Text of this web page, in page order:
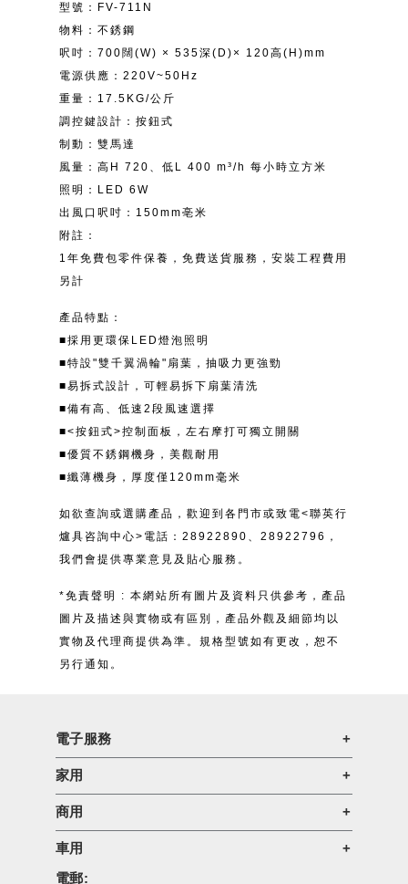
型號：FV-711N
物料：不銹鋼
呎吋：700闊(W) × 535深(D)× 120高(H)mm
電源供應：220V~50Hz
重量：17.5KG/公斤
調控鍵設計：按鈕式
制動：雙馬達
風量：高H 720、低L 400 m³/h 每小時立方米
照明：LED 6W
出風口呎吋：150mm亳米
附註：
1年免費包零件保養，免費送貨服務，安裝工程費用
另計
產品特點：
■採用更環保LED燈泡照明
■特設"雙千翼渦輪"扇葉，抽吸力更強勁
■易拆式設計，可輕易拆下扇葉清洗
■備有高、低速2段風速選擇
■<按鈕式>控制面板，左右摩打可獨立開關
■優質不銹鋼機身，美觀耐用
■纖薄機身，厚度僅120mm毫米
如欲查詢或選購產品，歡迎到各門市或致電<聯英行
爐具咨詢中心>電話：28922890、28922796，
我們會提供專業意見及貼心服務。
*免責聲明 : 本網站所有圖片及資料只供參考，產品
圖片及描述與實物或有區別，產品外觀及細節均以
實物及代理商提供為準。規格型號如有更改，恕不
另行通知。
電子服務
家用
商用
車用
電郵: